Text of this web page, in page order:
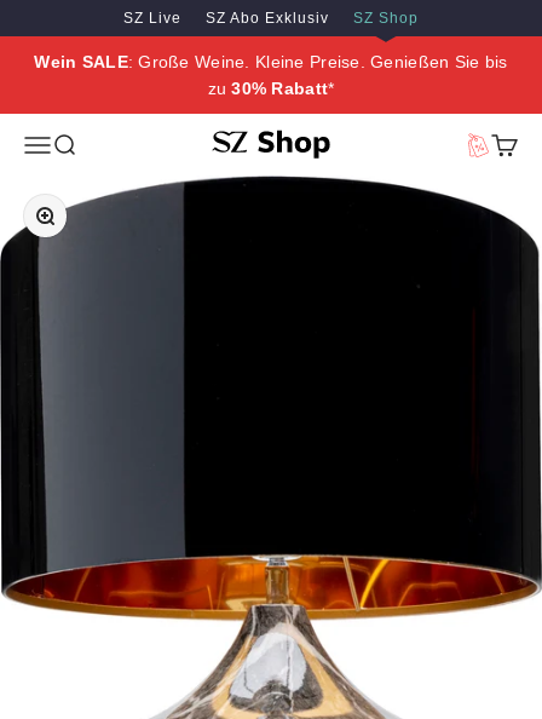
Zum Inhalt springen
Zum Hauptinhalt springen
SZ Live SZ Abo Exklusiv SZ Shop
Wein SALE: Große Weine. Kleine Preise. Genießen Sie bis
zu30% Rabatt*
MenüSuche SZ Erleben
Bild vergrößern